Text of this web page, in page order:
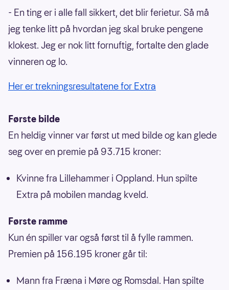
- En ting er i alle fall sikkert, det blir ferietur. Så må
jeg tenke litt på hvordan jeg skal bruke pengene
klokest. Jeg er nok litt fornuftig, fortalte den glade
vinneren og lo.
Her er trekningsresultatene for Extra
Første bilde
En heldig vinner var først ut med bilde og kan glede
seg over en premie på 93.715 kroner:
Kvinne fra Lillehammer i Oppland. Hun spilte
Extra på mobilen mandag kveld.
Første ramme
Kun én spiller var også først til å fylle rammen.
Premien på 156.195 kroner går til:
Mann fra Fræna i Møre og Romsdal. Han spilte